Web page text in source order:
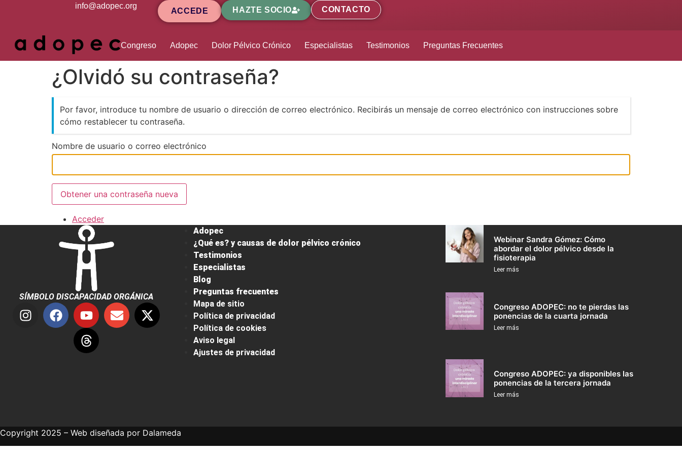
info@adopec.org
ACCEDE HAZTE SOCIO CONTACTO
Congreso Adopec Dolor Pélvico Crónico Especialistas Testimonios Preguntas Frecuentes
¿Olvidó su contraseña?
Por favor, introduce tu nombre de usuario o dirección de correo electrónico. Recibirás un mensaje de correo electrónico con instrucciones sobre
cómo restablecer tu contraseña.
Nombre de usuario o correo electrónico
Obtener una contraseña nueva
Acceder
SÍMBOLO DISCAPACIDAD ORGÁNICA
Adopec
¿Qué es? y causas de dolor pélvico crónico
Testimonios
Especialistas
Blog
Preguntas frecuentes
Mapa de sitio
Política de privacidad
Política de cookies
Aviso legal
Ajustes de privacidad
Webinar Sandra Gómez: Cómo
abordar el dolor pélvico desde la
fisioterapia
Leer más
Congreso ADOPEC: no te pierdas las
ponencias de la cuarta jornada
Leer más
Congreso ADOPEC: ya disponibles las
ponencias de la tercera jornada
Leer más
Copyright 2025 – Web diseñada por Dalameda